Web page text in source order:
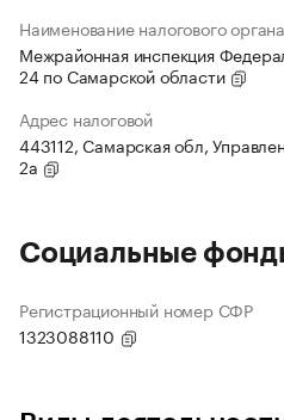
Наименование налогового органа
Межрайонная инспекция
24 по Самарской области
Адрес налоговой
443112, Самарская обл,
2а
Социальные
Регистрационный номер СФР
1323088110